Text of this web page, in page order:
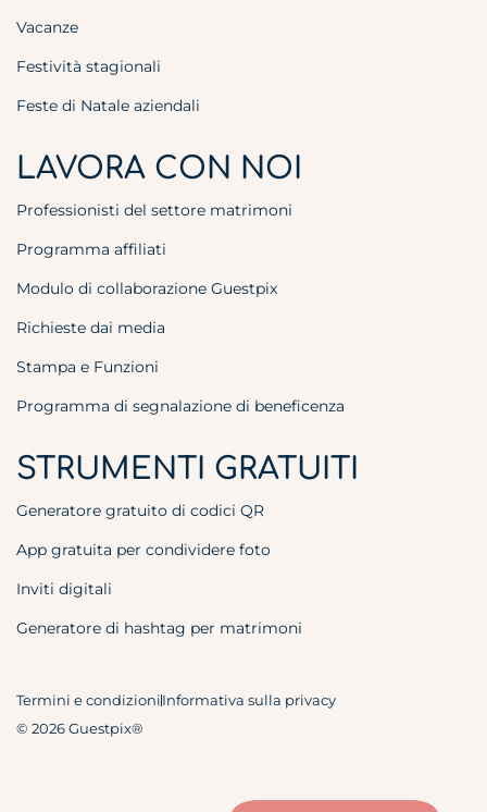
Vacanze
Festività stagionali
Feste di Natale aziendali
LAVORA CON NOI
Professionisti del settore matrimoni
Programma affiliati
Modulo di collaborazione Guestpix
Richieste dai media
Stampa e Funzioni
Programma di segnalazione di beneficenza
STRUMENTI GRATUITI
Generatore gratuito di codici QR
App gratuita per condividere foto
Inviti digitali
Generatore di hashtag per matrimoni
© 2026 Guestpix®
Termini e condizioniInformativa sulla privacy